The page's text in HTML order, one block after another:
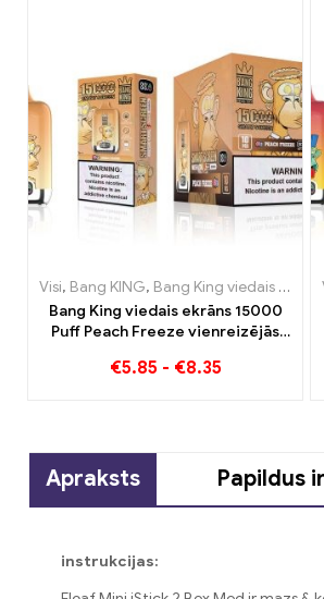
Visi, Bang KING, Bang King viedais ekrāns 15000 Puff
Bang King viedais ekrāns 15000
Puff Peach Freeze vienreizējās
€5.85 - €8.35
Apraksts Papildus
instrukcijas: